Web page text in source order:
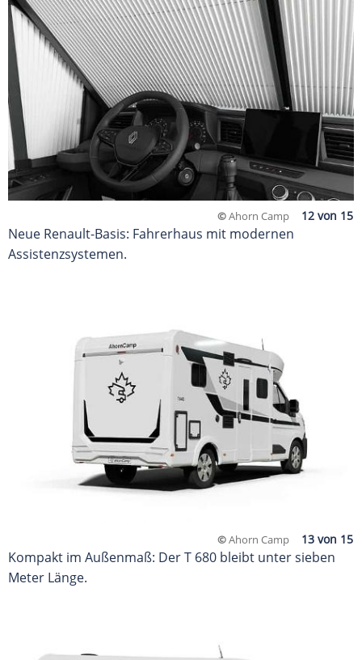
©Ahorn Camp
Neue Renault-Basis: Fahrerhaus mit modernen
Assistenzsystemen.
©Ahorn Camp
Kompakt im Außenmaß: Der T 680 bleibt unter sieben
Meter Länge.